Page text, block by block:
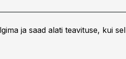
ja saad alati teavituse, kui sel